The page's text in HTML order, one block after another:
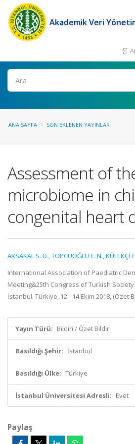
Akademik Veri
Ara
ANA SAYFA SON EKLENEN YAYINLAR
Assessment of
microbiome in
congenital heart
AKSAKAL S. D.,TOPCUOĞLU E. N.,KÜLEKÇİ
International Association of Paediatric
Meeting&25th Congress of Turkish
İstanbul, Türkiye, 12 - 14 Ekim 2018, (Özet
Yayın Türü: Bildiri / Özet Bildiri
Basıldığı Şehir: İstanbul
Basıldığı Ülke: Türkiye
İstanbul Üniversitesi Adresli: Evet
Paylaş